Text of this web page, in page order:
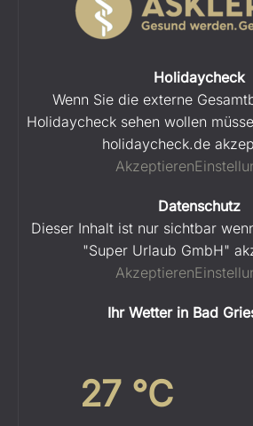
Holidaycheck
Wenn Sie die externe
Holidaycheck sehen wollen
holidaycheck.de
Akzeptieren
Datenschutz
Dieser Inhalt ist nur sichtbar
"Super Urlaub GmbH"
Akzeptieren
Ihr Wetter in Bad
27 °C